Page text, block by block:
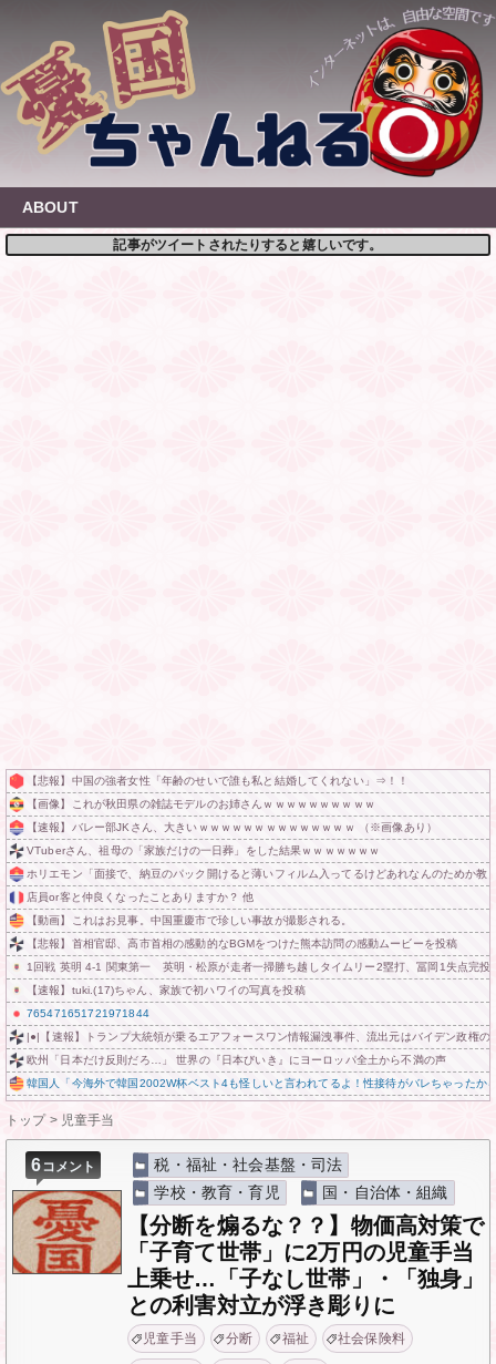
content
ABOUT
記事がツイートされたりすると嬉しいです。
【悲報】中国の強者女性「年齢のせいで誰も私と結婚してくれない」⇒！！
【画像】これが秋田県の雑誌モデルのお姉さんｗｗｗｗｗｗｗｗｗｗ
【速報】バレー部JKさん、大きいｗｗｗｗｗｗｗｗｗｗｗｗｗｗ （※画像あり）
VTuberさん、祖母の「家族だけの一日葬」をした結果ｗｗｗｗｗｗｗ
ホリエモン「面接で、納豆のパック開けると薄いフィルム入ってるけどあれなんのためか教
店員or客と仲良くなったことありますか？ 他
【動画】これはお見事。中国重慶市で珍しい事故が撮影される。
【悲報】首相官邸、高市首相の感動的なBGMをつけた熊本訪問の感動ムービーを投稿
1回戦 英明 4-1 関東第一 英明・松原が走者一掃勝ち越しタイムリー2塁打、冨岡1失点完投
【速報】tuki.(17)ちゃん、家族で初ハワイの写真を投稿
765471651721971844
|●|【速報】トランプ大統領が乗るエアフォースワン情報漏洩事件、流出元はバイデン政権
欧州「日本だけ反則だろ…」 世界の『日本びいき』にヨーロッパ全土から不満の声
韓国人「今海外で韓国2002W杯ベスト4も怪しいと言われてるよ！性接待がバレちゃったか
トップ> 児童手当
6コメント
税・福祉・社会基盤・司法
学校・教育・育児
国・自治体・組織
【分断を煽るな？？】物価高対策で
「子育て世帯」に2万円の児童手当
上乗せ…「子なし世帯」・「独身」
との利害対立が浮き彫りに
児童手当 分断 福祉 社会保険料